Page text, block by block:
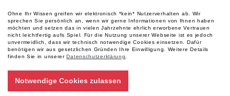
Variante wählen
Für Preise bitte anmelden
Ohne Ihr Wissen greifen wir elektronisch *kein* Nutzerverhalten ab. Wir
sprechen Sie persönlich an, wenn wir gerne Informationen von Ihnen haben
möchten und setzen das in vielen Jahrzehnte ehrlich erworbene Vertrauen
nicht leichtfertig aufs Spiel. Für die Nutzung unserer Webseite ist es jedoch
unvermeidlich, dass wir technisch notwendige Cookies einsetzen. Dafür
benötigen wir aus gesetzlichen Gründen Ihre Einwilligung.
Weitere Details
finden Sie in unsererDatenschutzerklärung
Notwendige Cookies zulassen